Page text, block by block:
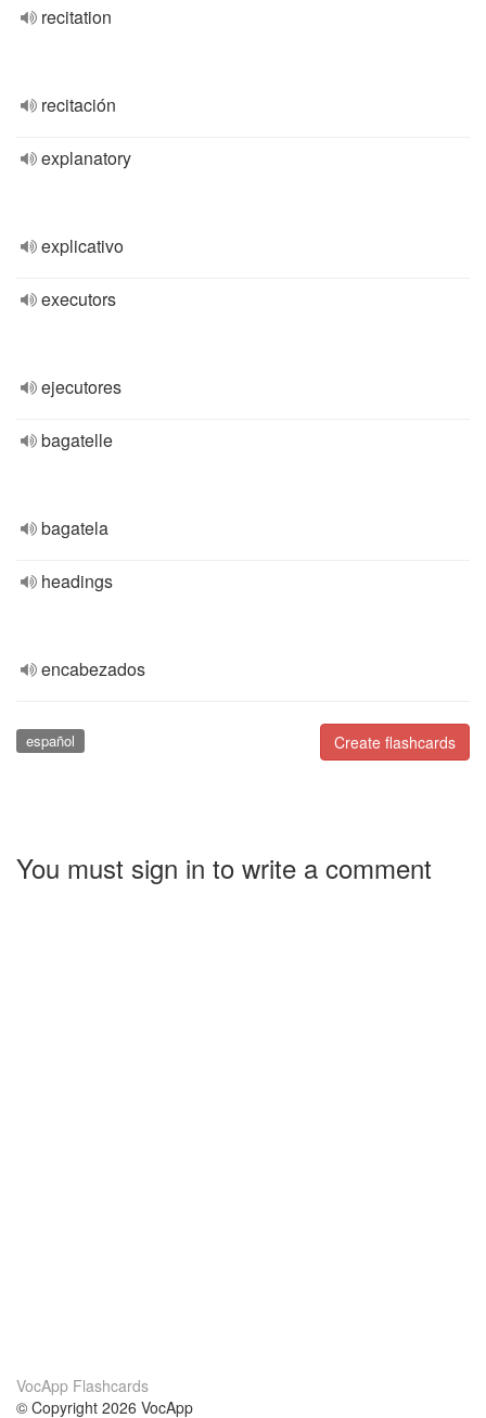
recitation
recitación
explanatory
explicativo
executors
ejecutores
bagatelle
bagatela
headings
encabezados
Create flashcards
español
You must sign in to write a comment
VocApp Flashcards
© Copyright 2026 VocApp